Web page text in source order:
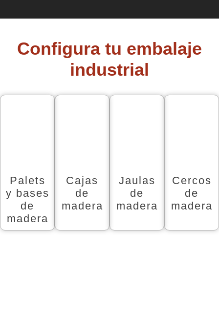
Configura tu embalaje
industrial
Palets
y bases
de
madera
Cajas
de
madera
Jaulas
de
madera
Cercos
de
madera